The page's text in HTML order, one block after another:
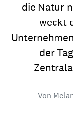
die Natur
weckt
der
Von